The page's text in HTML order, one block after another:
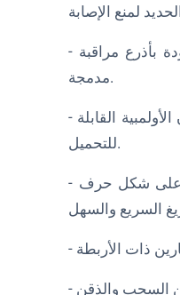
- أذرع مراقبة: أذرع متحركة يمكن وضعها لالتقاط العمود وتثبيته عند الحاجة. بعض الرفوف مزودة بأذرع مراقبة
مدمجة.
- أوتاد تخزين الأوزان: لتثبيت ألواح الأثقال بإحكام عند عدم استخدامها. تنزلق الألواح على القضبان الأولمبية القابلة
للتحميل.
- الخطافات على شكل حرف J أو مسكات الحديد: حيث يستقر قضيب الحديد بين المجموعات. يسمح بالتحميل/